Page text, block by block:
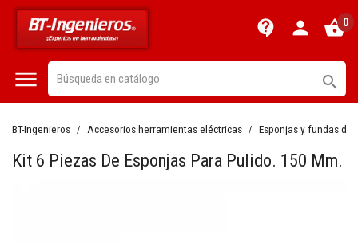
contact_support person shopping_basket0
 
BT-Ingenieros Accesorios herramientas eléctricas Esponjas y fundas de
Kit 6 Piezas De Esponjas Para Pulido. 150 Mm.